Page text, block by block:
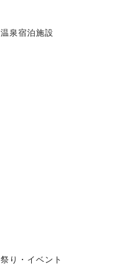
温泉宿泊施設
祭り・イベント